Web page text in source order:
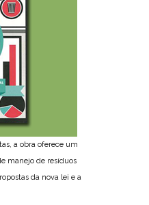
a obra oferece um
manejo de resíduos
da nova lei e a